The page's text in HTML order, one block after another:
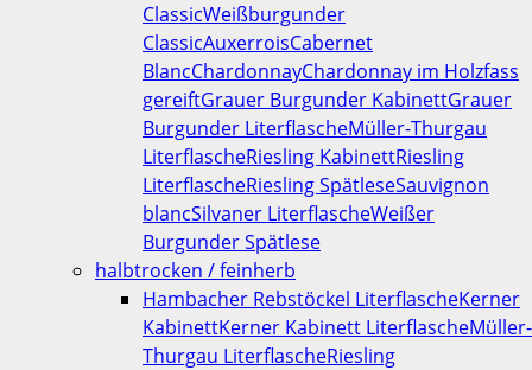
ClassicWeißburgunder
ClassicAuxerroisCabernet
BlancChardonnayChardonnay im Holzfass
gereiftGrauer Burgunder KabinettGrauer
Burgunder LiterflascheMüller-Thurgau
LiterflascheRiesling KabinettRiesling
LiterflascheRiesling SpätleseSauvignon
blancSilvaner LiterflascheWeißer
Burgunder Spätlese
halbtrocken / feinherb
Hambacher Rebstöckel LiterflascheKerner
KabinettKerner Kabinett LiterflascheMüller-
Thurgau LiterflascheRiesling